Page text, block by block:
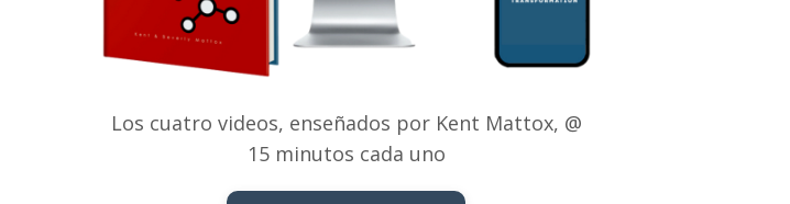
Los cuatro videos, enseñados por Kent Mattox, @
15 minutos cada uno